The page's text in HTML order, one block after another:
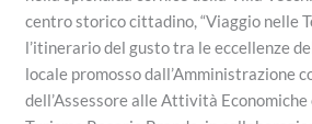
centro storico cittadino, “Viaggio nelle
l’itinerario del gusto tra le eccellenze
locale promosso dall’Amministrazione
dell’Assessore alle Attività